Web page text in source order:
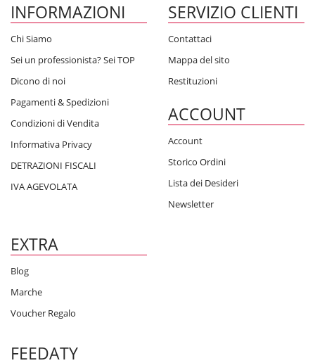
INFORMAZIONI
Chi Siamo
Sei un professionista? Sei TOP
Dicono di noi
Pagamenti & Spedizioni
Condizioni di Vendita
Informativa Privacy
DETRAZIONI FISCALI
IVA AGEVOLATA
SERVIZIO CLIENTI
Contattaci
Mappa del sito
Restituzioni
ACCOUNT
Account
Storico Ordini
Lista dei Desideri
Newsletter
EXTRA
Blog
Marche
Voucher Regalo
FEEDATY